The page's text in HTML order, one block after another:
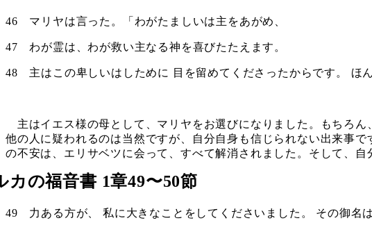
46 マリヤは言った。「わがたましいは主をあがめ、
47 わが霊は、わが救い主なる神を喜びたたえます。
48 主はこの卑しいはしために 目を留めてくださったからです。 ほ
主はイエス様の母として、マリヤをお選びになりました。もちろん
他の人に疑われるのは当然ですが、自分自身も信じられない出来事
の不安は、エリサベツに会って、すべて解消されました。そして、
カの福音書 1章49〜50節
49 力ある方が、 私に大きなことをしてくださいました。 その御名は